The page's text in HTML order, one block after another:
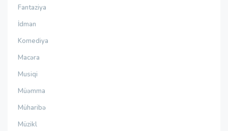
Fantaziya
İdman
Komediya
Macəra
Musiqi
Müəmma
Müharibə
Müzikl